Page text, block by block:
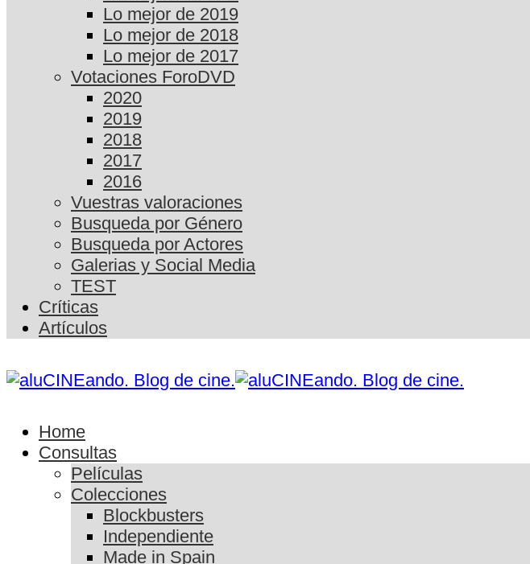
Lo mejor de 2019
Lo mejor de 2018
Lo mejor de 2017
Votaciones ForoDVD
2020
2019
2018
2017
2016
Vuestras valoraciones
Busqueda por Género
Busqueda por Actores
Galerias y Social Media
TEST
Críticas
Artículos
Home
Consultas
Películas
Colecciones
Blockbusters
Independiente
Made in Spain